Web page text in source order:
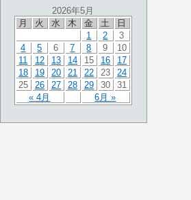
2026年5月
月
火 水 木 金 土 日
« 4月 6月 »
1 2
3
4
5 6 7 8 9
10
11
12 13 14 15 16
17
18
19 20 21 22 23
24
25
26 27 28 29 30 31